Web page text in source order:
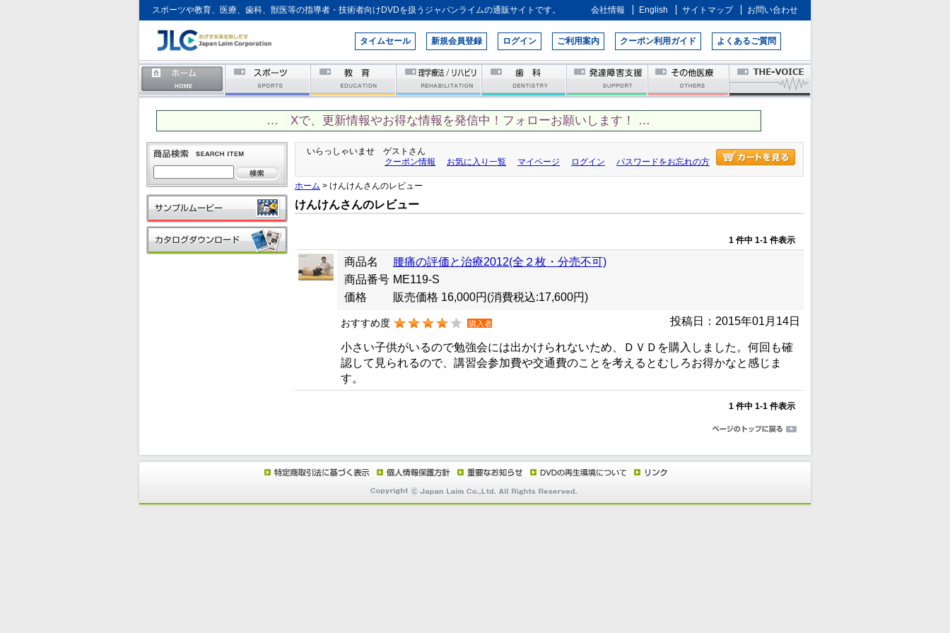
スポーツや教育、医療、歯科、獣医等の指導者・技術者向けDVDを扱うジャパンライムの通販サイトです。 会社情報 English サイトマップ お問い合わせ
タイムセール 新規会員登録 ログイン ご利用案内 クーポン利用ガイド よくあるご質問
… Xで、更新情報やお得な情報を発信中！フォローお願いします！ …
いらっしゃいませ ゲストさん
クーポン情報
お気に入り一覧 マイページ ログイン パスワードをお忘れの方
ホーム > けんけんさんのレビュー
けんけんさんのレビュー
1 件中 1-1 件表示
商品名
腰痛の評価と治療2012(全２枚・分売不可)
商品番号 ME119-S
価格
販売価格 16,000円 (消費税込:17,600円)
投稿日：2015年01月14日
おすすめ度 購入者
小さい子供がいるので勉強会には出かけられないため、ＤＶＤを購入しました。何回も確
認して見られるので、講習会参加費や交通費のことを考えるとむしろお得かなと感じま
す。
1 件中 1-1 件表示